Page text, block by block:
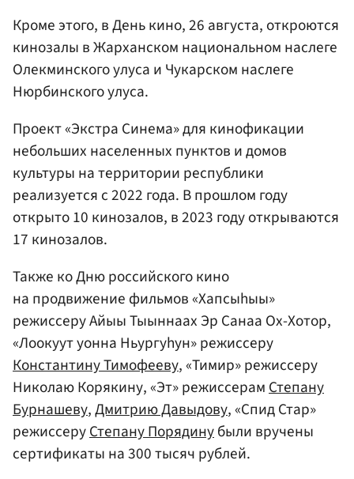
Кроме этого, в День кино, 26 августа, откроются
кинозалы в Жарханском национальном наслеге
Олекминского улуса и Чукарском наслеге
Нюрбинского улуса.
Проект «Экстра Синема» для кинофикации
небольших населенных пунктов и домов
культуры на территории республики
реализуется с 2022 года. В прошлом году
открыто 10 кинозалов, в 2023 году открываются
17 кинозалов.
Также ко Дню российского кино
на продвижение фильмов «Хапсыһыы»
режиссеру Айыы Тыыннаах Эр Санаа Ох-Хотор,
«Лоокуут уонна Ньургуһун» режиссеру
Константину Тимофееву, «Тимир» режиссеру
Николаю Корякину, «Эт» режиссерамСтепану
Бурнашеву,Дмитрию Давыдову, «Спид Стар»
режиссеруСтепану Порядинубыли вручены
сертификаты на 300 тысяч рублей.